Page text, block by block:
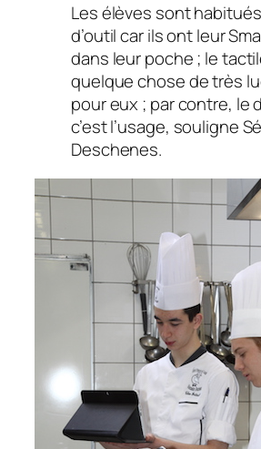
Les élèves sont
d’outil car ils ont leur
dans leur poche ; le
quelque chose de très
pour eux ; par contre, le
c’est l’usage, souligne
Deschenes.